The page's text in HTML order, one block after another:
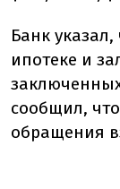
Банк
ипотеке и
сообщил,
обращения